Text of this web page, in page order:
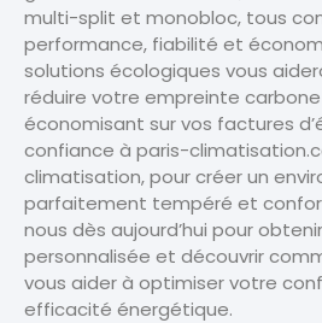
multi-split et monobloc, tous
performance, fiabilité et
solutions écologiques vous
réduire votre empreinte
économisant sur vos factures
confiance à paris-
climatisation, pour créer un
parfaitement tempéré et
nous dès aujourd’hui pour
personnalisée et découvrir
vous aider à optimiser votre
efficacité énergétique.